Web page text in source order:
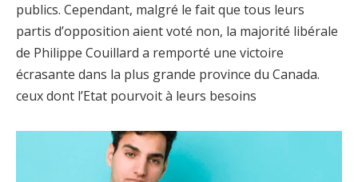
publics. Cependant, malgré le fait que tous leurs
partis d’opposition aient voté non, la majorité libérale
de Philippe Couillard a remporté une victoire
écrasante dans la plus grande province du Canada.
ceux dont l’Etat pourvoit à leurs besoins